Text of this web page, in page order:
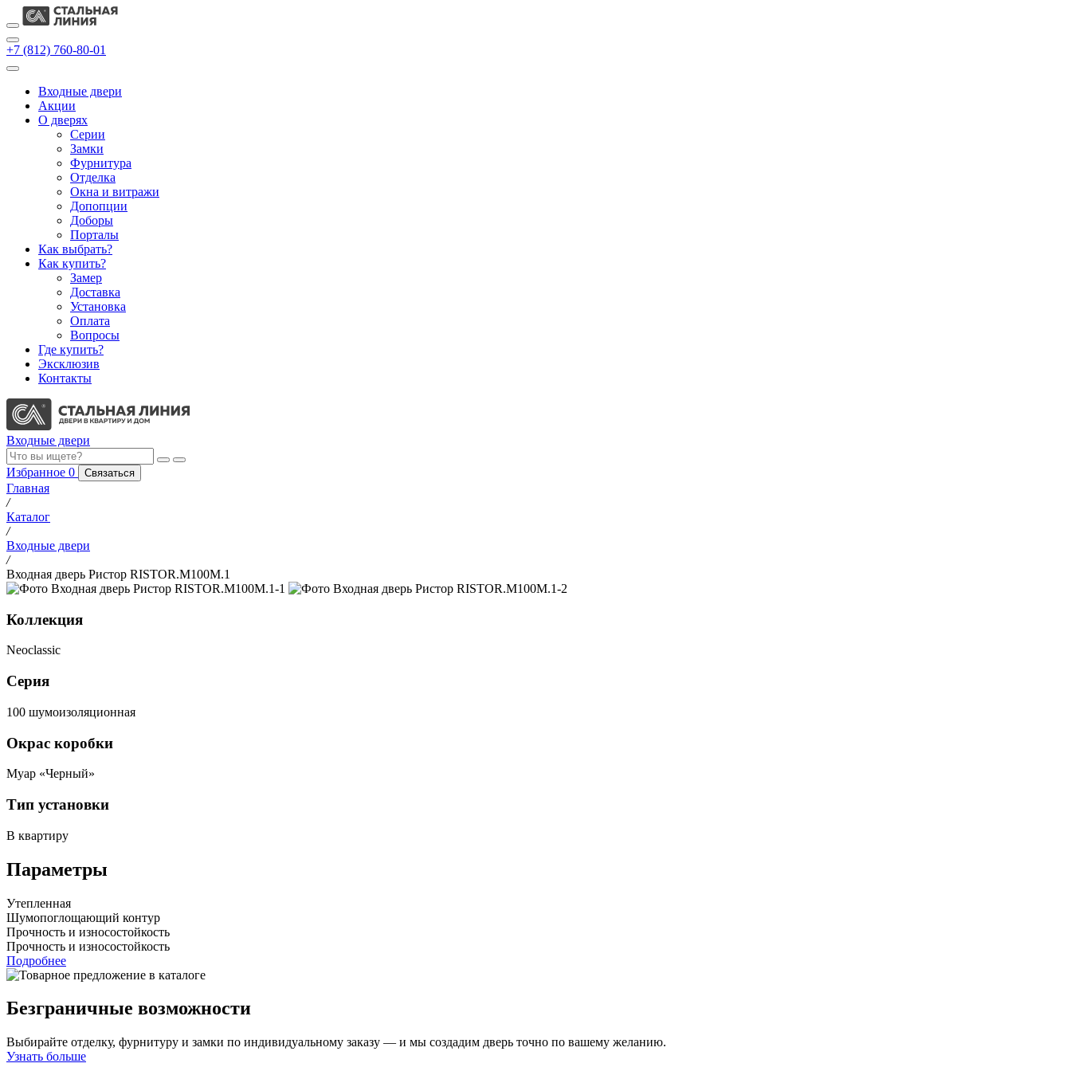
+7 (812) 760-80-01
Входные двери
Акции
О дверях
Cерии
Замки
Фурнитура
Отделка
Окна и витражи
Допопции
Доборы
Порталы
Как выбрать?
Как купить?
Замер
Доставка
Установка
Оплата
Вопросы
Где купить?
Эксклюзив
Контакты
Входные двери
Избранное 0 Связаться
Главная
/
Каталог
/
Входные двери
/
Входная дверь Ристор RISTOR.M100M.1
Коллекция
Neoclassic
Серия
100 шумоизоляционная
Окрас коробки
Муар «Черный»
Тип установки
В квартиру
Параметры
Утепленная
Шумопоглощающий контур
Прочность и износостойкость
Прочность и износостойкость
Подробнее
Безграничные возможности
Выбирайте отделку, фурнитуру и замки по индивидуальному заказу — и мы создадим дверь точно по вашему желанию.
Узнать больше